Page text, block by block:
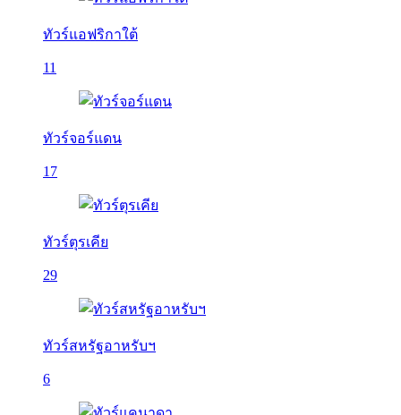
ทัวร์แอฟริกาใต้
11
ทัวร์จอร์แดน
17
ทัวร์ตุรเคีย
29
ทัวร์สหรัฐอาหรับฯ
6